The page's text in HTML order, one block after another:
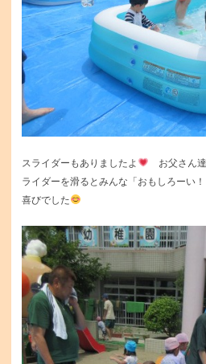
スライダーもありましたよ
お父さん
ライダーを滑るとみんな「おもしろーい
喜びでした